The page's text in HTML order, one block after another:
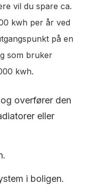
vil du spare ca.
kwh per år ved
på en
som bruker
kwh.
overfører den
eller
i boligen.